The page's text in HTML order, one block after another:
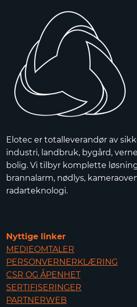
Elotec er totalleverandør av
industri, landbruk, bygård,
bolig. Vi tilbyr komplette
brannalarm, nødlys,
radarteknologi.
Nyttige linker
MEDIEOMTALER
PERSONVERNERKLÆRING
CSR OG ÅPENHET
SERTIFISERINGER
PARTNERWEB